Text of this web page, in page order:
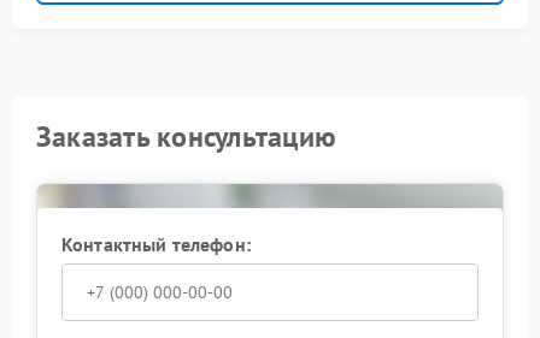
Заказать консультацию
Контактный телефон: